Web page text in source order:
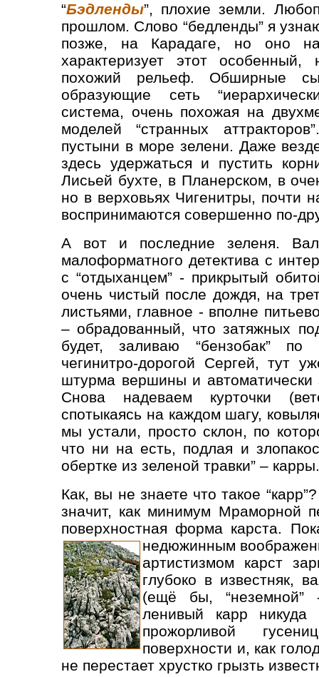
“Бэдленды”, плохие земли.
прошлом. Слово “бедленды” я
позже, на Карадаге, но оно
характеризует этот
похожий рельеф. Обширные
образующие сеть
система, очень похожая на
моделей “странных
пустыни в море зелени. Даже
здесь удержаться и пустить
Лисьей бухте, в Планерском, в
но в верховьях Чигенитры, почти
воспринимаются совершенно по-
А вот и последние зеленя.
малоформатного детектива с
с “отдыханцем” - прикрытый
очень чистый после дождя, на
листьями, главное - вполне
– обрадованный, что затяжных
будет, заливаю “бензобак” по
чегинитро-дорогой Сергей, тут
штурма вершины и автоматически
Снова надеваем курточки
спотыкаясь на каждом шагу,
мы устали, просто склон, по
что ни на есть, подлая и
обертке из зеленой травки” – карры.
Как, вы не знаете что такое
значит, как минимум Мраморной
поверхностная форма карста.
недюжинным
артистизмом карст
глубоко в известняк,
(ещё бы, “неземной”
ленивый карр никуда
прожорливой
поверхности и, как
не перестает хрустко грызть